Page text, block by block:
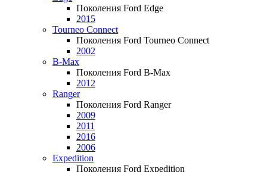
Поколения Ford Edge
2015
Tourneo Connect
Поколения Ford Tourneo Connect
2002
B-Max
Поколения Ford B-Max
2012
Ranger
Поколения Ford Ranger
2009
2011
2016
2006
Expedition
Поколения Ford Expedition